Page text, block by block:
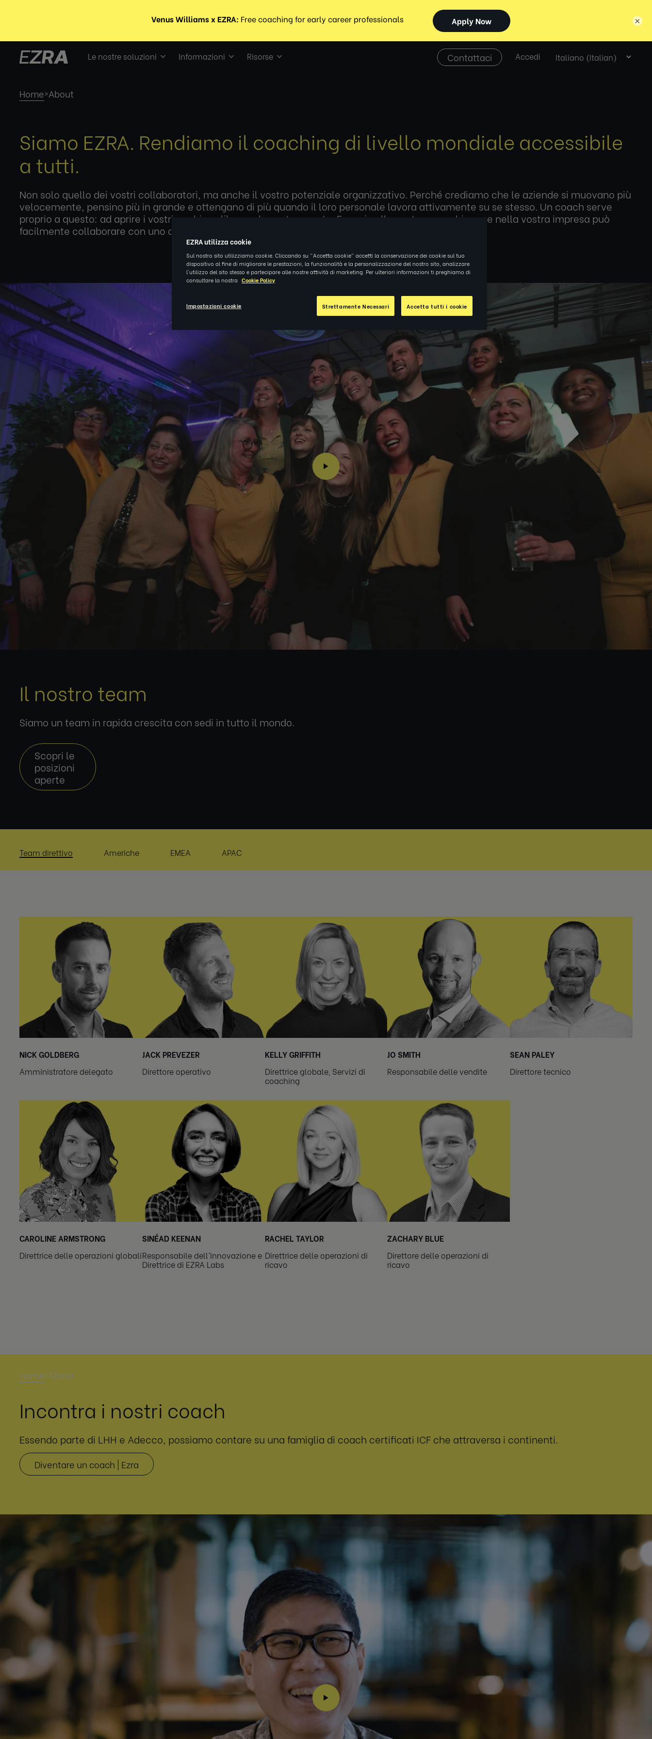
Le nostre soluzioni Informazioni Risorse Contattaci Accedi
Select
language
Home>About
Siamo EZRA. Rendiamo il coaching di livello mondiale accessibile
a tutti.
Non solo quello dei vostri collaboratori, ma anche il vostro potenziale organizzativo. Perché crediamo che le aziende si muovano più
velocemente, pensino più in grande e ottengano di più quando il loro personale lavora attivamente su se stesso. Un coach serve
proprio a questo: ad aprire i vostri occhi e a liberare la vostra mente. E grazie alla nostra app, chiunque nella vostra impresa può
facilmente collaborare con uno di loro.
Il nostro team
Siamo un team in rapida crescita con sedi in tutto il mondo.
Scopri le
posizioni
aperte
Team direttivo Americhe EMEA APAC
NICK GOLDBERG
Amministratore delegato
JACK PREVEZER
Direttore operativo
KELLY GRIFFITH
Direttrice globale, Servizi di
coaching
JO SMITH
Responsabile delle vendite
SEAN PALEY
Direttore tecnico
CAROLINE ARMSTRONG
Direttrice delle operazioni globali
SINÉAD KEENAN
Responsabile dell’innovazione e
Direttrice di EZRA Labs
RACHEL TAYLOR
Direttrice delle operazioni di
ricavo
ZACHARY BLUE
Direttore delle operazioni di
ricavo
Home>About
Incontra i nostri coach
Essendo parte di LHH e Adecco, possiamo contare su una famiglia di coach certificati ICF che attraversa i continenti.
Diventare un coach | Ezra
×
EZRA utilizza cookie
Sul nostro sito utilizziamo cookie. Cliccando su "Accetta cookie" accetti la conservazione dei cookie sul tuo
dispositivo al fine di migliorare le prestazioni, la funzionalità e la personalizzazione del nostro sito, analizzare
l'utilizzo del sito stesso e partecipare alle nostre attività di marketing. Per ulteriori informazioni ti preghiamo di
consultare la nostra Cookie Policy
Strettamente Necessari Accetta tutti i cookie
Impostazioni cookie